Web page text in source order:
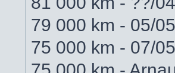
79 000 km - 05/
75 000 km - 07/